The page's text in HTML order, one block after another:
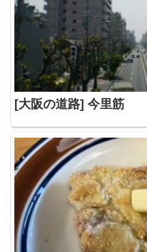
[大阪の道路] 今里筋